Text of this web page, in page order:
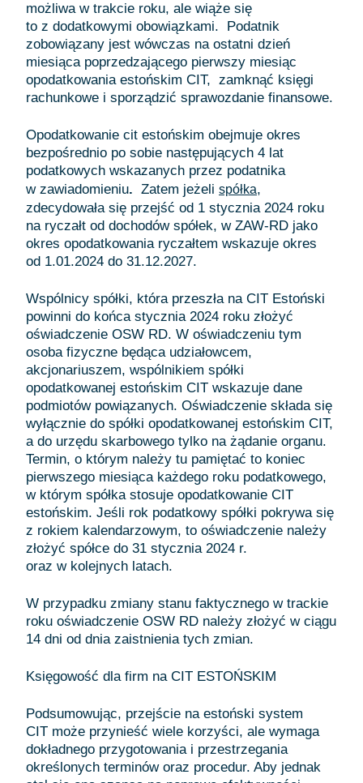
możliwa w trakcie roku, ale wiąże się
to z dodatkowymi obowiązkami. Podatnik
zobowiązany jest wówczas na ostatni dzień
miesiąca poprzedzającego pierwszy miesiąc
opodatkowania estońskim CIT, zamknąć księgi
rachunkowe i sporządzić sprawozdanie finansowe.
Opodatkowanie cit estońskim obejmuje okres
bezpośrednio po sobie następujących 4 lat
podatkowych wskazanych przez podatnika
w zawiadomieniu. Zatem jeżeli spółka,
zdecydowała się przejść od 1 stycznia 2024 roku
na ryczałt od dochodów spółek, w ZAW-RD jako
okres opodatkowania ryczałtem wskazuje okres
od 1.01.2024 do 31.12.2027.
Wspólnicy spółki, która przeszła na CIT Estoński
powinni do końca stycznia 2024 roku złożyć
oświadczenie OSW RD. W oświadczeniu tym
osoba fizyczne będąca udziałowcem,
akcjonariuszem, wspólnikiem spółki
opodatkowanej estońskim CIT wskazuje dane
podmiotów powiązanych. Oświadczenie składa się
wyłącznie do spółki opodatkowanej estońskim CIT,
a do urzędu skarbowego tylko na żądanie organu.
Termin, o którym należy tu pamiętać to koniec
pierwszego miesiąca każdego roku podatkowego,
w którym spółka stosuje opodatkowanie CIT
estońskim. Jeśli rok podatkowy spółki pokrywa się
z rokiem kalendarzowym, to oświadczenie należy
złożyć spółce do 31 stycznia 2024 r.
oraz w kolejnych latach.
W przypadku zmiany stanu faktycznego w trackie
roku oświadczenie OSW RD należy złożyć w ciągu
14 dni od dnia zaistnienia tych zmian.
Księgowość dla firm na CIT ESTOŃSKIM
Podsumowując, przejście na estoński system
CIT może przynieść wiele korzyści, ale wymaga
dokładnego przygotowania i przestrzegania
określonych terminów oraz procedur. Aby jednak